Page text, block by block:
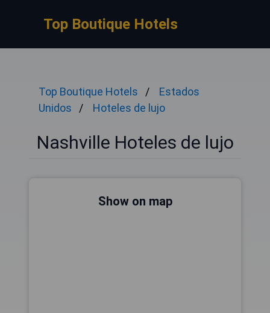
Top Boutique Hotels
Top Boutique Hotels
Estados
Unidos
Hoteles de lujo
Nashville Hoteles de lujo
Show on map